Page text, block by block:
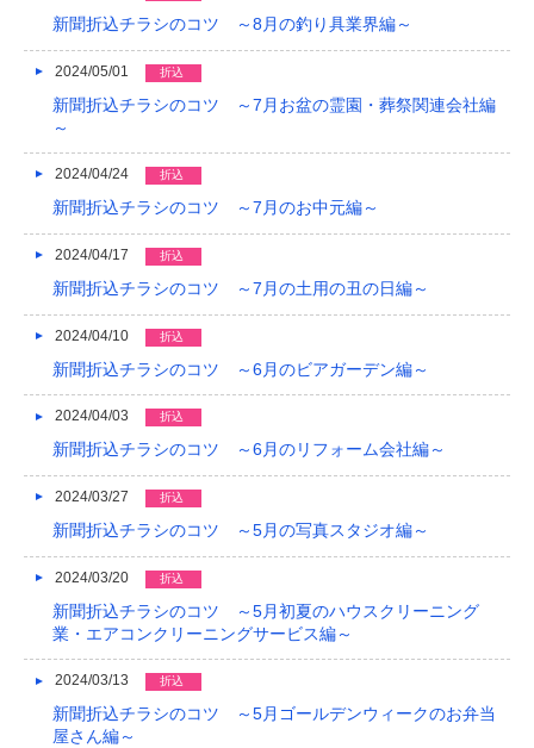
新聞折込チラシのコツ ～8月の釣り具業界編～
2024/05/01 折込
新聞折込チラシのコツ ～7月お盆の霊園・葬祭関連会社編
～
2024/04/24 折込
新聞折込チラシのコツ ～7月のお中元編～
2024/04/17 折込
新聞折込チラシのコツ ～7月の土用の丑の日編～
2024/04/10 折込
新聞折込チラシのコツ ～6月のビアガーデン編～
2024/04/03 折込
新聞折込チラシのコツ ～6月のリフォーム会社編～
2024/03/27 折込
新聞折込チラシのコツ ～5月の写真スタジオ編～
2024/03/20 折込
新聞折込チラシのコツ ～5月初夏のハウスクリーニング
業・エアコンクリーニングサービス編～
2024/03/13 折込
新聞折込チラシのコツ ～5月ゴールデンウィークのお弁当
屋さん編～